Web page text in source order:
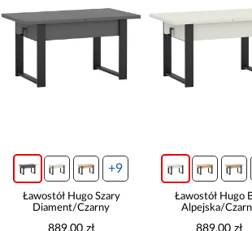
+9
Hugo Szary
Czarny
+9
Ławostół Hugo Biel
Alpejska/Czarny